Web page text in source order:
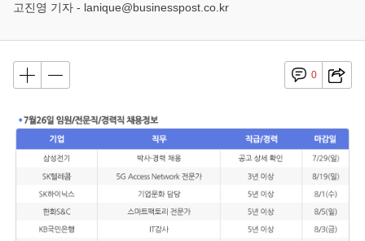
고진영 기자 - lanique@businesspost.co.kr
0